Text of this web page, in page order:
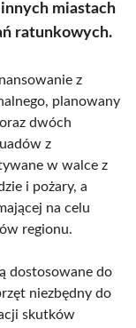
miastach
ratunkowych.
z
planowany
dwóch
z
w walce z
i pożary, a
na celu
regionu.
dostosowane do
niezbędny do
skutków